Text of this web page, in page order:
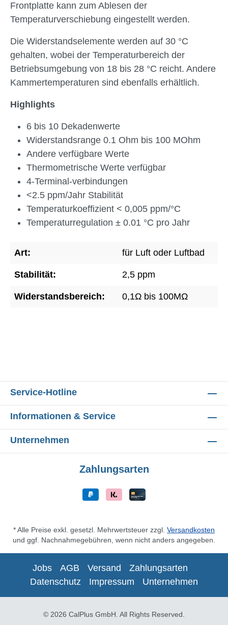
Frontplatte kann zum Ablesen der
Temperaturverschiebung eingestellt werden.
Die Widerstandselemente werden auf 30 °C
gehalten, wobei der Temperaturbereich der
Betriebsumgebung von 18 bis 28 °C reicht. Andere
Kammertemperaturen sind ebenfalls erhältlich.
Highlights
6 bis 10 Dekadenwerte
Widerstandsrange 0.1 Ohm bis 100 MOhm
Andere verfügbare Werte
Thermometrische Werte verfügbar
4-Terminal-verbindungen
<2.5 ppm/Jahr Stabilität
Temperaturkoeffizient < 0,005 ppm/°C
Temperaturregulation ± 0.01 °C pro Jahr
Art: für Luft oder Luftbad
Stabilität: 2,5 ppm
Widerstandsbereich: 0,1Ω bis 100MΩ
Service-Hotline
Informationen & Service
Unternehmen
Zahlungsarten
* Alle Preise exkl. gesetzl. Mehrwertsteuer zzgl. Versandkosten
und ggf. Nachnahmegebühren, wenn nicht anders angegeben.
Jobs AGB Versand
Zahlungsarten
Datenschutz
Impressum Unternehmen
© 2026 CalPlus GmbH. All Rights Reserved.